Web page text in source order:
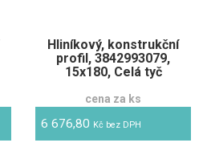
Hliníkový, konstrukční
profil, 3842993079,
15x180, Celá tyč
cena za ks
6 676,80 Kč bez DPH